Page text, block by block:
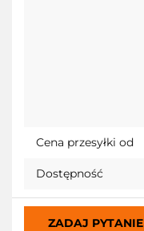
Cena przesyłki od
Dostępność
ZADAJ PYTANIE